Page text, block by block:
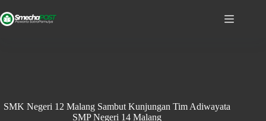
SMK Negeri 12 Malang Sambut Kunjungan Tim Adiwayata
SMP Negeri 14 Malang